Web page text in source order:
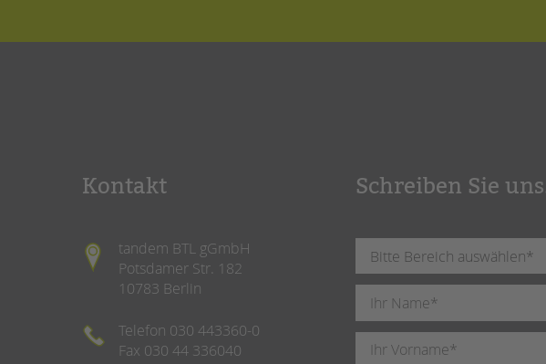
Kontakt
tandem BTL gGmbH
Potsdamer Str. 182
10783 Berlin
Telefon 030 443360-0
Fax 030 44 336040
Schreiben Sie